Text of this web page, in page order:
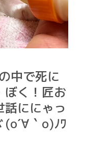
中で死に
ぼく！匠お
ににゃっ
(o´∀｀o)ﾉﾜ